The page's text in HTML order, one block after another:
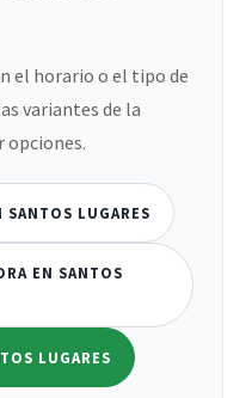
el horario o el tipo de
variantes de la
opciones.
SANTOS LUGARES
EN SANTOS
LUGARES